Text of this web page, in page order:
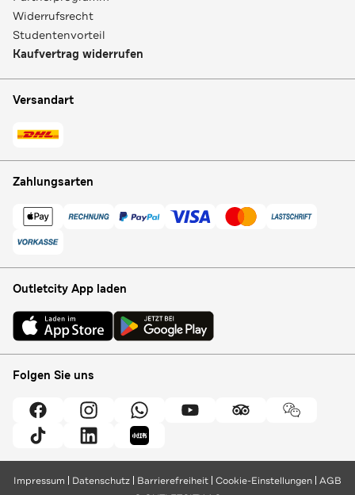
Widerrufsrecht
Studentenvorteil
Kaufvertrag widerrufen
Versandart
Zahlungsarten
Outletcity App laden
Folgen Sie uns
Impressum Datenschutz Barrierefreiheit Cookie-Einstellungen AGB